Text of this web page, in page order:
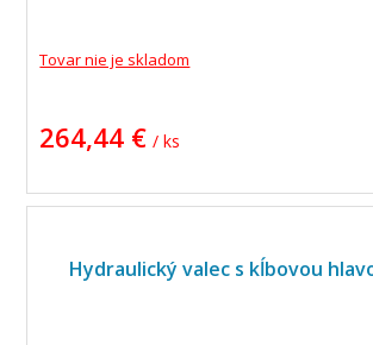
Tovar nie je skladom
264,44 € / ks
Hydraulický valec s kĺbovou